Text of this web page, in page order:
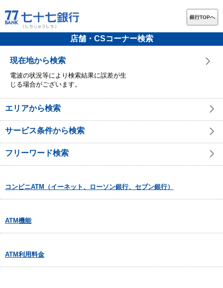
銀行TOPへ
店舗・CSコーナー検索
現在地から検索
電波の状況等により検索結果に誤差が生
じる場合がございます。
エリアから検索
サービス条件から検索
フリーワード検索
コンビニATM（イーネット、ローソン銀行、セブン銀行）
ATM機能
ATM利用料金